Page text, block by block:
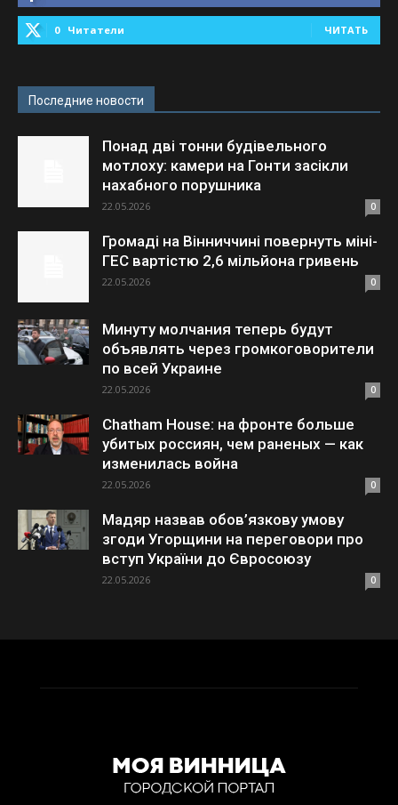
0 Читатели ЧИТАТЬ
Последние новости
Понад дві тонни будівельного
мотлоху: камери на Гонти засікли
нахабного порушника
22.05.2026 0
Громаді на Вінниччині повернуть міні-
ГЕС вартістю 2,6 мільйона гривень
22.05.2026 0
Минуту молчания теперь будут
объявлять через громкоговорители
по всей Украине
22.05.2026 0
Chatham House: на фронте больше
убитых россиян, чем раненых — как
изменилась война
22.05.2026 0
Мадяр назвав обов’язкову умову
згоди Угорщини на переговори про
вступ України до Євросоюзу
22.05.2026 0